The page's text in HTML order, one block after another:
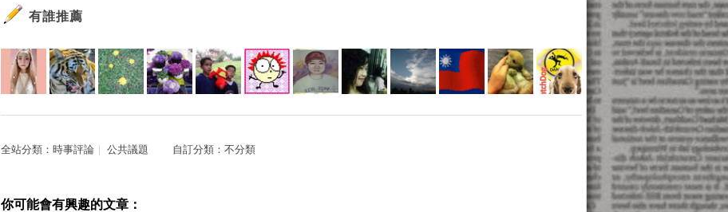
有誰推薦
全站分類： 時事評論 公共議題 自訂分類： 不分類
你可能會有興趣的文章：